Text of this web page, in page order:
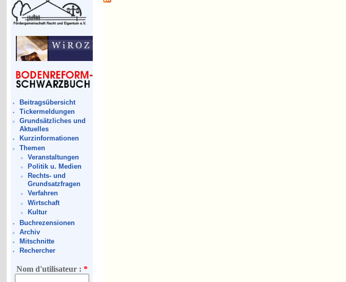
Beitragsübersicht
Tickermeldungen
Grundsätzliches und
Aktuelles
Kurzinformationen
Themen
Veranstaltungen
Politik u. Medien
Rechts- und
Grundsatzfragen
Verfahren
Wirtschaft
Kultur
Buchrezensionen
Archiv
Mitschnitte
Rechercher
Nom d'utilisateur : *